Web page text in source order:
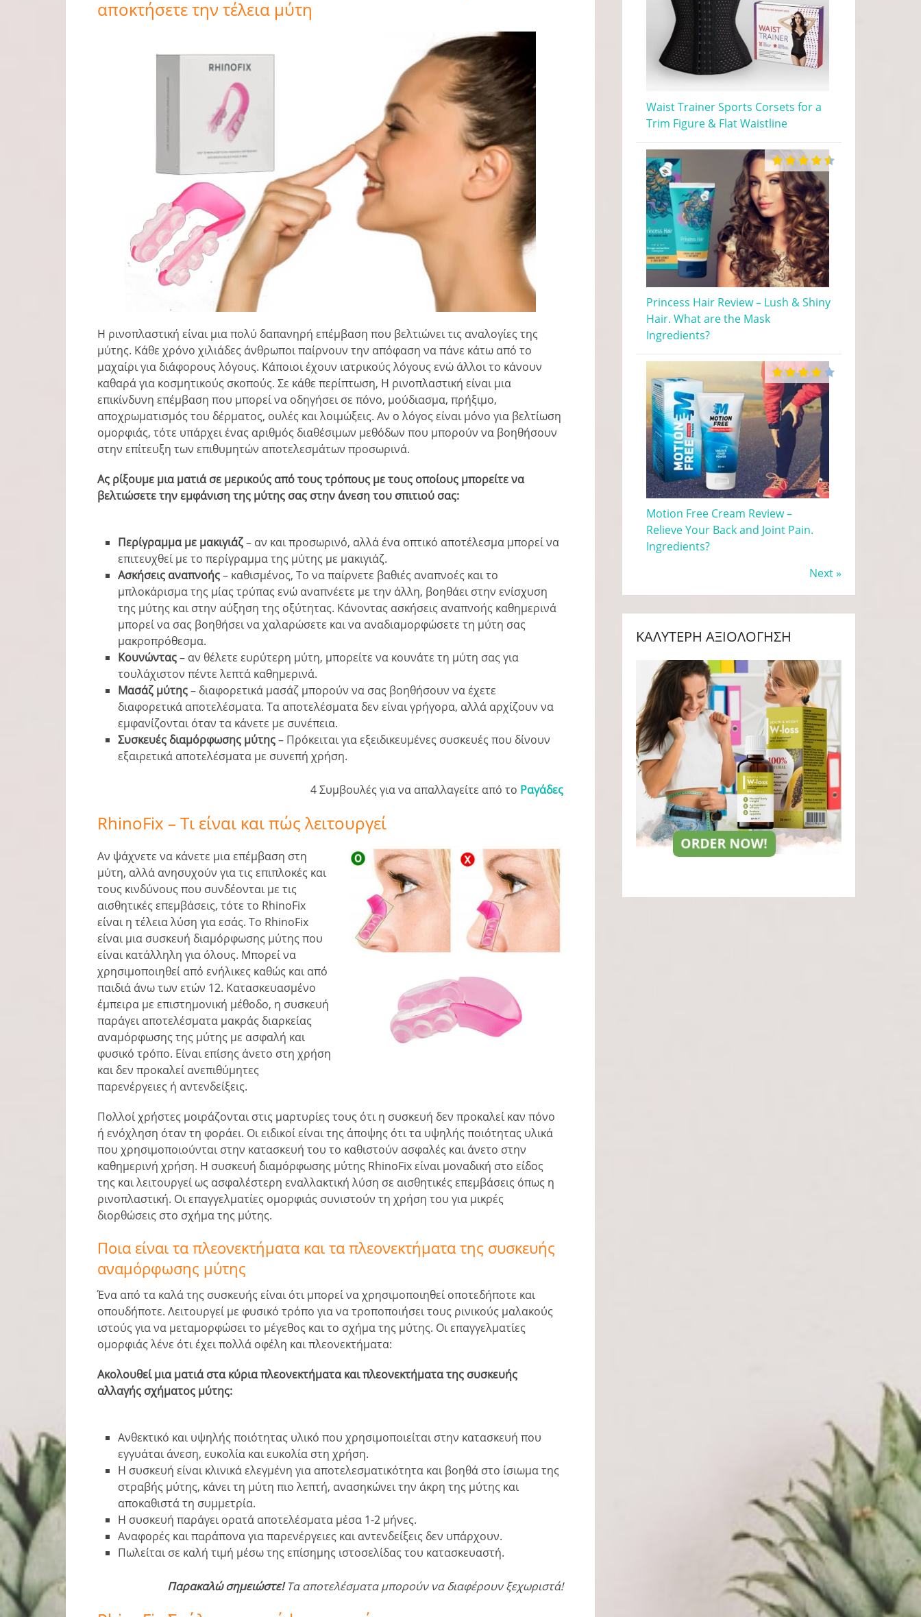
αποκτήσετε την τέλεια μύτη
Η ρινοπλαστική είναι μια πολύ δαπανηρή επέμβαση που βελτιώνει τις αναλογίες της
μύτης. Κάθε χρόνο χιλιάδες άνθρωποι παίρνουν την απόφαση να πάνε κάτω από το
μαχαίρι για διάφορους λόγους. Κάποιοι έχουν ιατρικούς λόγους ενώ άλλοι το κάνουν
καθαρά για κοσμητικούς σκοπούς. Σε κάθε περίπτωση, Η ρινοπλαστική είναι μια
επικίνδυνη επέμβαση που μπορεί να οδηγήσει σε πόνο, μούδιασμα, πρήξιμο,
αποχρωματισμός του δέρματος, ουλές και λοιμώξεις. Αν ο λόγος είναι μόνο για βελτίωση
ομορφιάς, τότε υπάρχει ένας αριθμός διαθέσιμων μεθόδων που μπορούν να βοηθήσουν
στην επίτευξη των επιθυμητών αποτελεσμάτων προσωρινά.
Ας ρίξουμε μια ματιά σε μερικούς από τους τρόπους με τους οποίους μπορείτε να
βελτιώσετε την εμφάνιση της μύτης σας στην άνεση του σπιτιού σας:
Περίγραμμα με μακιγιάζ– αν και προσωρινό, αλλά ένα οπτικό αποτέλεσμα μπορεί να
επιτευχθεί με το περίγραμμα της μύτης με μακιγιάζ.
Ασκήσεις αναπνοής– καθισμένος, Το να παίρνετε βαθιές αναπνοές και το
μπλοκάρισμα της μίας τρύπας ενώ αναπνέετε με την άλλη, βοηθάει στην ενίσχυση
της μύτης και στην αύξηση της οξύτητας. Κάνοντας ασκήσεις αναπνοής καθημερινά
μπορεί να σας βοηθήσει να χαλαρώσετε και να αναδιαμορφώσετε τη μύτη σας
μακροπρόθεσμα.
Κουνώντας– αν θέλετε ευρύτερη μύτη, μπορείτε να κουνάτε τη μύτη σας για
τουλάχιστον πέντε λεπτά καθημερινά.
Μασάζ μύτης– διαφορετικά μασάζ μπορούν να σας βοηθήσουν να έχετε
διαφορετικά αποτελέσματα. Τα αποτελέσματα δεν είναι γρήγορα, αλλά αρχίζουν να
εμφανίζονται όταν τα κάνετε με συνέπεια.
Συσκευές διαμόρφωσης μύτης– Πρόκειται για εξειδικευμένες συσκευές που δίνουν
εξαιρετικά αποτελέσματα με συνεπή χρήση.
4 Συμβουλές για να απαλλαγείτε από το Ραγάδες
RhinoFix – Τι είναι και πώς λειτουργεί
Αν ψάχνετε να κάνετε μια επέμβαση στη
μύτη, αλλά ανησυχούν για τις επιπλοκές και
τους κινδύνους που συνδέονται με τις
αισθητικές επεμβάσεις, τότε το RhinoFix
είναι η τέλεια λύση για εσάς. Το RhinoFix
είναι μια συσκευή διαμόρφωσης μύτης που
είναι κατάλληλη για όλους. Μπορεί να
χρησιμοποιηθεί από ενήλικες καθώς και από
παιδιά άνω των ετών 12. Κατασκευασμένο
έμπειρα με επιστημονική μέθοδο, η συσκευή
παράγει αποτελέσματα μακράς διαρκείας
αναμόρφωσης της μύτης με ασφαλή και
φυσικό τρόπο. Είναι επίσης άνετο στη χρήση
και δεν προκαλεί ανεπιθύμητες
παρενέργειες ή αντενδείξεις.
Πολλοί χρήστες μοιράζονται στις μαρτυρίες τους ότι η συσκευή δεν προκαλεί καν πόνο
ή ενόχληση όταν τη φοράει. Οι ειδικοί είναι της άποψης ότι τα υψηλής ποιότητας υλικά
που χρησιμοποιούνται στην κατασκευή του το καθιστούν ασφαλές και άνετο στην
καθημερινή χρήση. Η συσκευή διαμόρφωσης μύτης RhinoFix είναι μοναδική στο είδος
της και λειτουργεί ως ασφαλέστερη εναλλακτική λύση σε αισθητικές επεμβάσεις όπως η
ρινοπλαστική. Οι επαγγελματίες ομορφιάς συνιστούν τη χρήση του για μικρές
διορθώσεις στο σχήμα της μύτης.
Ποια είναι τα πλεονεκτήματα και τα πλεονεκτήματα της συσκευής
αναμόρφωσης μύτης
Ένα από τα καλά της συσκευής είναι ότι μπορεί να χρησιμοποιηθεί οποτεδήποτε και
οπουδήποτε. Λειτουργεί με φυσικό τρόπο για να τροποποιήσει τους ρινικούς μαλακούς
ιστούς για να μεταμορφώσει το μέγεθος και το σχήμα της μύτης. Οι επαγγελματίες
ομορφιάς λένε ότι έχει πολλά οφέλη και πλεονεκτήματα:
Ακολουθεί μια ματιά στα κύρια πλεονεκτήματα και πλεονεκτήματα της συσκευής
αλλαγής σχήματος μύτης:
Ανθεκτικό και υψηλής ποιότητας υλικό που χρησιμοποιείται στην κατασκευή που
εγγυάται άνεση, ευκολία και ευκολία στη χρήση.
Η συσκευή είναι κλινικά ελεγμένη για αποτελεσματικότητα και βοηθά στο ίσιωμα της
στραβής μύτης, κάνει τη μύτη πιο λεπτή, ανασηκώνει την άκρη της μύτης και
αποκαθιστά τη συμμετρία.
Η συσκευή παράγει ορατά αποτελέσματα μέσα 1-2 μήνες.
Αναφορές και παράπονα για παρενέργειες και αντενδείξεις δεν υπάρχουν.
Πωλείται σε καλή τιμή μέσω της επίσημης ιστοσελίδας του κατασκευαστή.
Παρακαλώ σημειώστε!Τα αποτελέσματα μπορούν να διαφέρουν ξεχωριστά!
Waist Trainer Sports Corsets for a
Trim Figure & Flat Waistline
Princess Hair Review – Lush & Shiny
Hair. What are the Mask
Ingredients?
Motion Free Cream Review –
Relieve Your Back and Joint Pain.
Ingredients?
Next »
ΚΑΛΎΤΕΡΗ ΑΞΙΟΛΌΓΗΣΗ